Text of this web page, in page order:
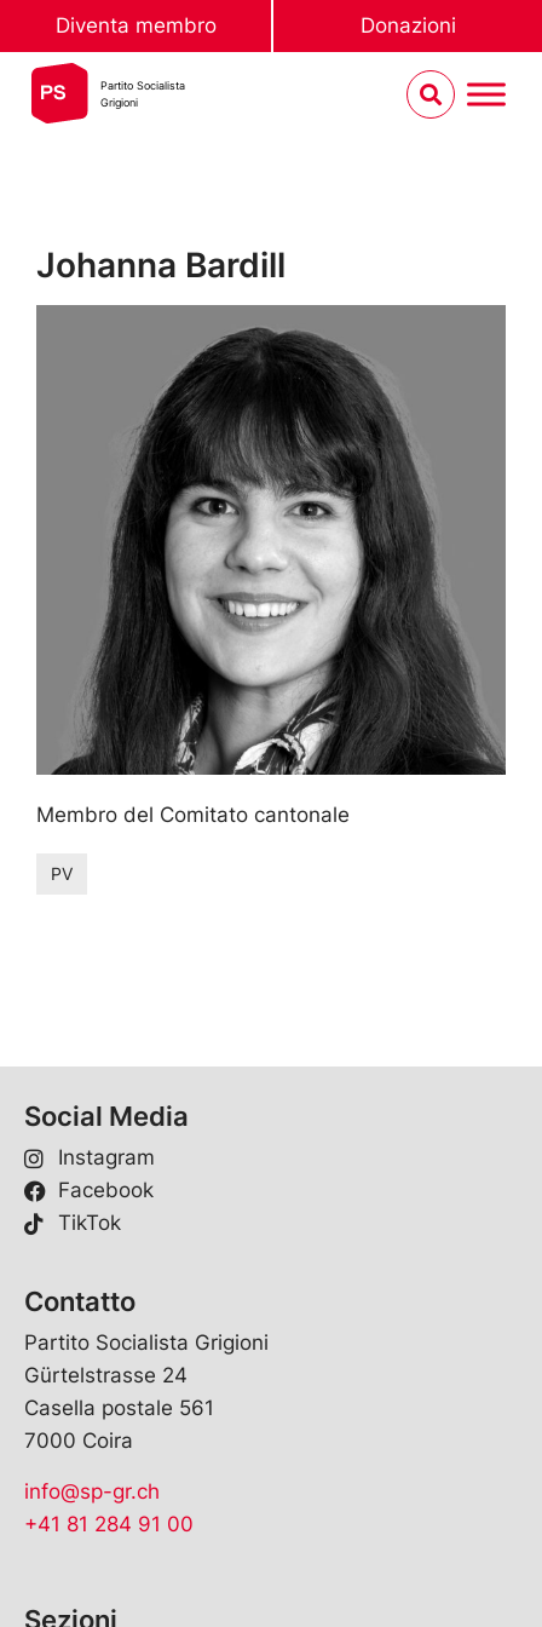
Diventa membro Donazioni
Partito Socialista
Grigioni
Johanna Bardill
Membro del Comitato cantonale
PV
Social Media
Instagram
Facebook
TikTok
Contatto
Partito Socialista Grigioni
Gürtelstrasse 24
Casella postale 561
7000 Coira
info@sp-gr.ch
+41 81 284 91 00
Sezioni